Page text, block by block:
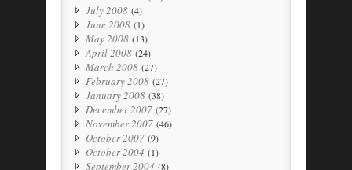
July 2008 (4)
June 2008 (1)
May 2008 (13)
April 2008 (24)
March 2008 (27)
February 2008 (27)
January 2008 (38)
December 2007 (27)
November 2007 (46)
October 2007 (9)
October 2004 (1)
September 2004 (8)